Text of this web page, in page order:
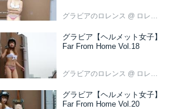
グラビアのロレンス @ ロレンス編集部
グラビア【ヘルメット女子】
Far From Home Vol.18
グラビアのロレンス @ ロレンス編集部
グラビア【ヘルメット女子】
Far From Home Vol.20